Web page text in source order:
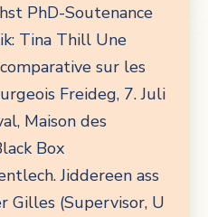
PhD-Soutenance
Tina Thill Une
sur les
Freideg, 7. Juli
Maison des
Box
Jiddereen ass
Gilles (Supervisor, U